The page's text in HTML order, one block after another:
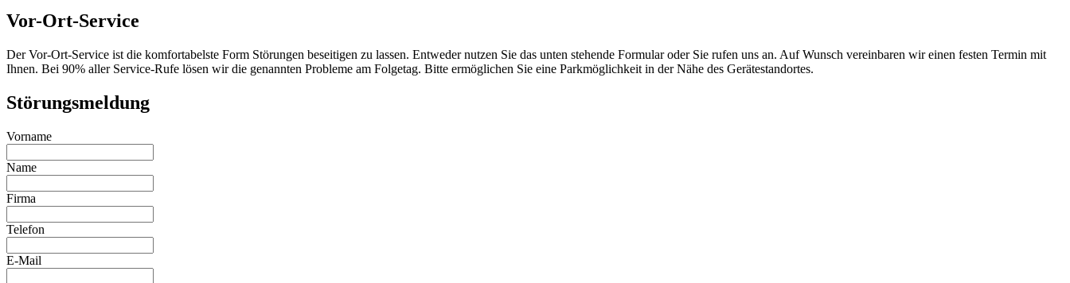
Vor-Ort-Service
Der Vor-Ort-Service ist die komfortabelste Form Störungen beseitigen zu lassen. Entweder nutzen Sie das unten stehende Formular oder Sie rufen uns an. Auf Wunsch vereinbaren wir einen festen Termin mit
Ihnen. Bei 90% aller Service-Rufe lösen wir die genannten Probleme am Folgetag. Bitte ermöglichen Sie eine Parkmöglichkeit in der Nähe des Gerätestandortes.
Störungsmeldung
Vorname
Name
Firma
Telefon
E-Mail